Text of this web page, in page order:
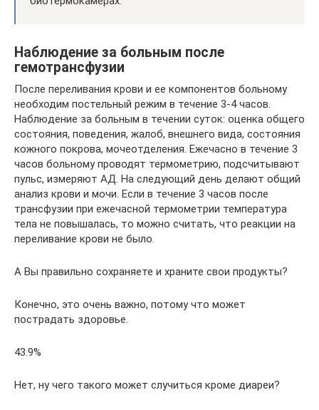
Наблюдение за больным после
гемотрансфузии
После переливания крови и ее компонентов больному
необходим постельный режим в течение 3-4 часов.
Наблюдение за больным в течении суток: оценка общего
состояния, поведения, жалоб, внешнего вида, состояния
кожного покрова, мочеотделения. Ежечасно в течение 3
часов больному проводят термометрию, подсчитывают
пульс, измеряют АД. На следующий день делают общий
анализ крови и мочи. Если в течение 3 часов после
трансфузии при ежечасной термометрии температура
тела не повышалась, то можно считать, что реакции на
переливание крови не было.
А Вы правильно сохраняете и храните свои продукты?
Конечно, это очень важно, потому что может
пострадать здоровье.
43.9%
Нет, ну чего такого может случиться кроме диареи?